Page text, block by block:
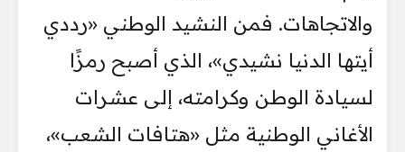
والاتجاهات. فمن النشيد الوطني «رددي
أيتها الدنيا نشيدي»، الذي أصبح رمزًا
لسيادة الوطن وكرامته، إلى عشرات
الأغاني الوطنية مثل «هتافات الشعب»،